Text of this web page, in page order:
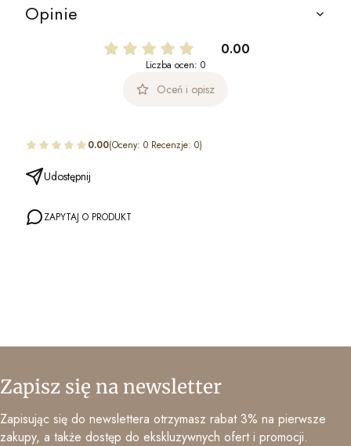
Opinie
0.00
Liczba ocen: 0
Oceń i opisz
0.00(Oceny: 0 Recenzje: 0)
Udostępnij
ZAPYTAJ O PRODUKT
Zapisz się na newsletter
Zapisując się do newslettera otrzymasz rabat 3% na pierwsze
zakupy, a także dostęp do ekskluzywnych ofert i promocji.